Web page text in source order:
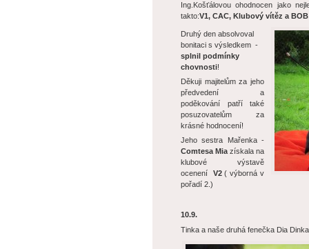
Ing.Košťálovou ohodnocen jako
takto:V1, CAC, Klubový vítěz a BOB
Druhý den absolvoval
bonitaci s výsledkem -
splnil podmínky
chovnosti!
Děkuji majitelům za jeho
předvedení a
poděkování patří také
posuzovatelům za
krásné hodnocení!
Jeho sestra Mařenka -
Comtesa Mia získala na
klubové výstavě
ocenení V2( výborná v
pořadí 2.)
10.9.
Tinka a naše druhá fenečka Dia